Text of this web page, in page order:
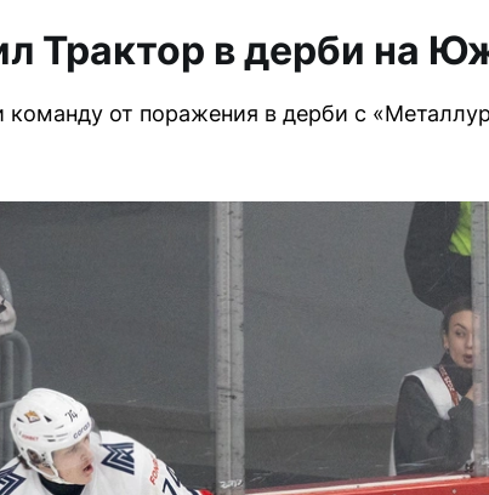
Трактор в дерби на
от поражения в дерби с